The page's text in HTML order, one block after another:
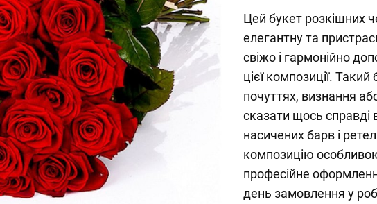
Цей букет розкішних
елегантну та
свіжо і гармонійно
цієї композиції.
почуттях, визнання
сказати щось
насичених барв і
композицію
професійне
день замовлення у